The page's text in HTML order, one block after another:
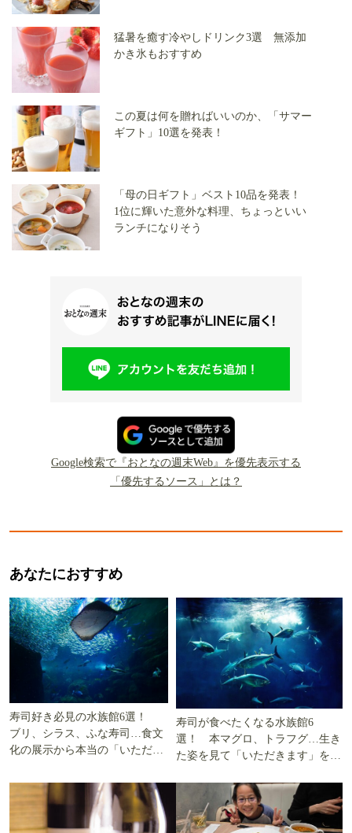
猛暑を癒す冷やしドリンク3選 無添加
かき氷もおすすめ
この夏は何を贈ればいいのか、「サマー
ギフト」10選を発表！
「母の日ギフト」ベスト10品を発表！
1位に輝いた意外な料理、ちょっといい
ランチになりそう
Google検索で『おとなの週末Web』を優先表示する
「優先するソース」とは？
あなたにおすすめ
寿司好き必見の水族館6選！
ブリ、シラス、ふな寿司…食文
化の展示から本当の「いただき
寿司が食べたくなる水族館6
選！ 本マグロ、トラフグ…生き
た姿を見て「いただきます」を考